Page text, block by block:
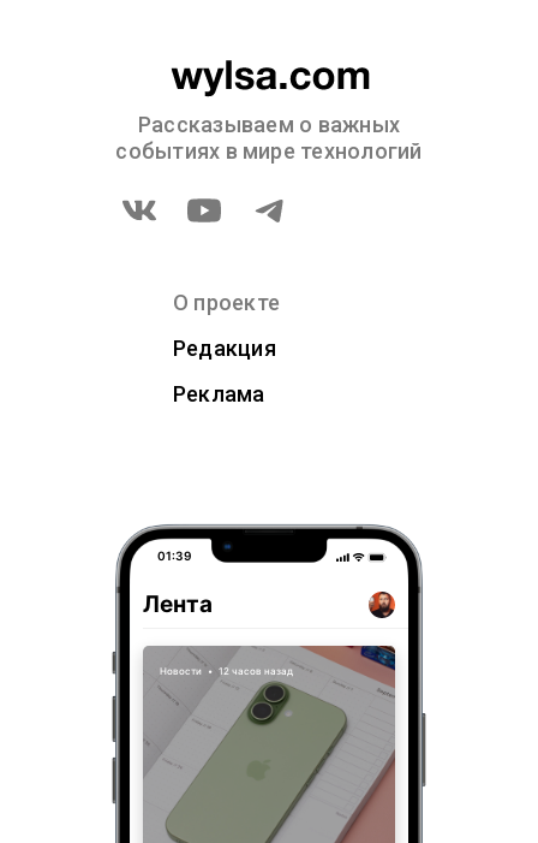
Рассказываем о важных
событиях в мире технологий
О проекте
Редакция
Реклама
01:39
Лента
Новости • 12 часов назад